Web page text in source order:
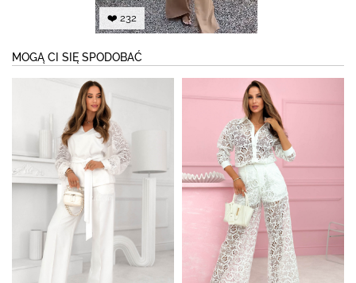
❤️ 232
MOGĄ CI SIĘ SPODOBAĆ